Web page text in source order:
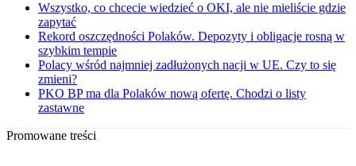
Wszystko, co chcecie wiedzieć o OKI, ale nie mieliście gdzie
zapytać
Rekord oszczędności Polaków. Depozyty i obligacje rosną w
szybkim tempie
Polacy wśród najmniej zadłużonych nacji w UE. Czy to się
zmieni?
PKO BP ma dla Polaków nową ofertę. Chodzi o listy
zastawne
Promowane treści